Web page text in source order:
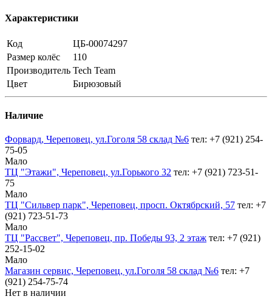
Характеристики
Код
ЦБ-00074297
Размер колёс
110
Производитель Tech Team
Цвет
Бирюзовый
Наличие
Форвард, Череповец, ул.Гоголя 58 склад №6 тел: +7 (921) 254-
75-05
Мало
ТЦ "Этажи", Череповец, ул.Горького 32 тел: +7 (921) 723-51-
75
Мало
ТЦ "Сильвер парк", Череповец, просп. Октябрский, 57 тел: +7
(921) 723-51-73
Мало
ТЦ "Рассвет", Череповец, пр. Победы 93, 2 этаж тел: +7 (921)
252-15-02
Мало
Магазин сервис, Череповец, ул.Гоголя 58 склад №6 тел: +7
(921) 254-75-74
Нет в наличии